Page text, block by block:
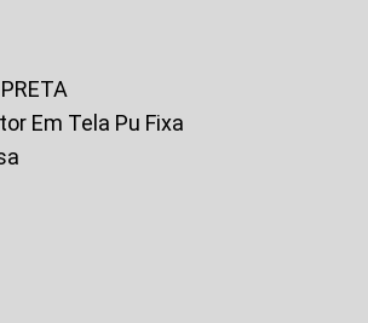
Em Tela Pu Fixa